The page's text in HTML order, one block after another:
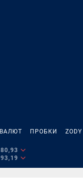
ПРОБКИ ZODY
80,93
93,19